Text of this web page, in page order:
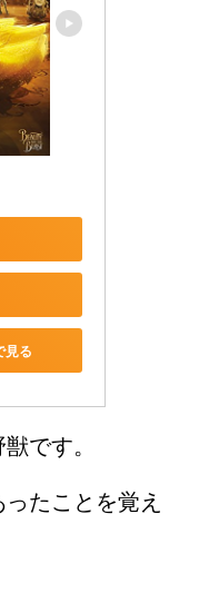
見る
です。
たことを覚え